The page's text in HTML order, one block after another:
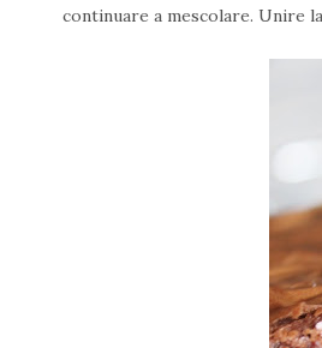
continuare a mescolare. Unire